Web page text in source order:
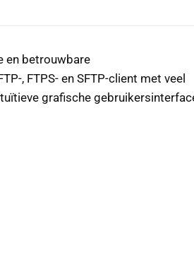
en betrouwbare
, FTPS- en SFTP-client met veel
grafische